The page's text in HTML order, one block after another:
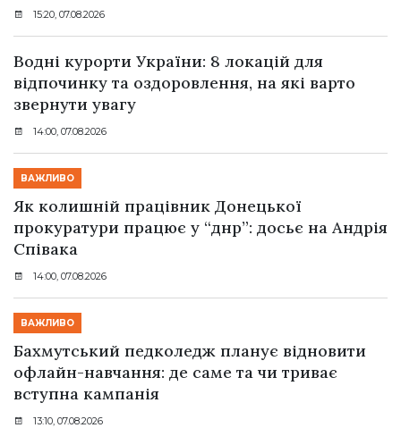
15:20, 07.08.2026
Водні курорти України: 8 локацій для
відпочинку та оздоровлення, на які варто
звернути увагу
14:00, 07.08.2026
ВАЖЛИВО
Як колишній працівник Донецької
прокуратури працює у “днр”: досьє на Андрія
Співака
14:00, 07.08.2026
ВАЖЛИВО
Бахмутський педколедж планує відновити
офлайн-навчання: де саме та чи триває
вступна кампанія
13:10, 07.08.2026